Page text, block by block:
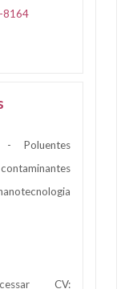
8164
- Poluentes
CV: